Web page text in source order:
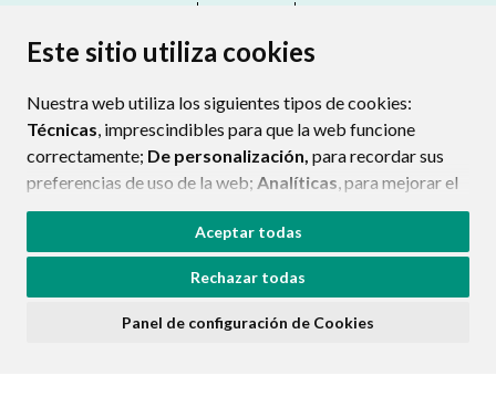
Este sitio utiliza cookies
Nuestra web utiliza los siguientes tipos de cookies:
Técnicas, imprescindibles para que la web funcione
correctamente; De personalización, para recordar sus
preferencias de uso de la web; Analíticas, para mejorar el
funcionamiento de la web y sus servicios.
Si acepta pulsando el botón“Aceptar todas”
consideramos que acepta su uso. Si pulsa el botón
ninguna acción, se guardarán las cookies técnicas
Aceptar todas
Rechazar todas
Panel de configuración de Cookies
PROTECCIÓN DE DATOS
POLÍTICA DE COOKIES